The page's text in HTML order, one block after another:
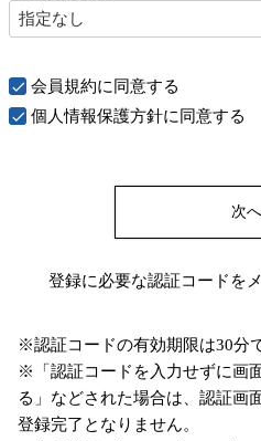
会員規約に同意する
個人情報保護方針に同意する
次へ
登録に必要な認証コードを
※認証コードの有効期限は30分
※「認証コードを入力せずに画
る」などされた場合は、認証画
登録完了となりません。